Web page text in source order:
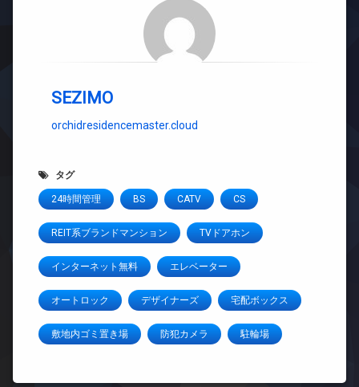
SEZIMO
orchidresidencemaster.cloud
タグ
24時間管理 BS CATV CS
REIT系ブランドマンション TVドアホン
インターネット無料 エレベーター
オートロック デザイナーズ 宅配ボックス
敷地内ゴミ置き場 防犯カメラ 駐輪場